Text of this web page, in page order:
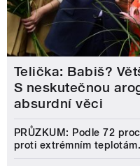
Telička: Babiš?
S neskutečnou
absurdní věci
PRŮZKUM: Podle 72
proti extrémním